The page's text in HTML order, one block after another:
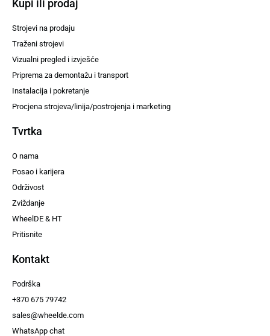
Kupi ili prodaj
Strojevi na prodaju
Traženi strojevi
Vizualni pregled i izvješće
Priprema za demontažu i transport
Instalacija i pokretanje
Procjena strojeva/linija/postrojenja i marketing
Tvrtka
O nama
Posao i karijera
Održivost
Zviždanje
WheelDE & HT
Pritisnite
Kontakt
Podrška
+370 675 79742
sales@wheelde.com
WhatsApp chat